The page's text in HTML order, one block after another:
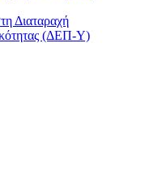
Διαταραχή
(ΔΕΠ-Υ)